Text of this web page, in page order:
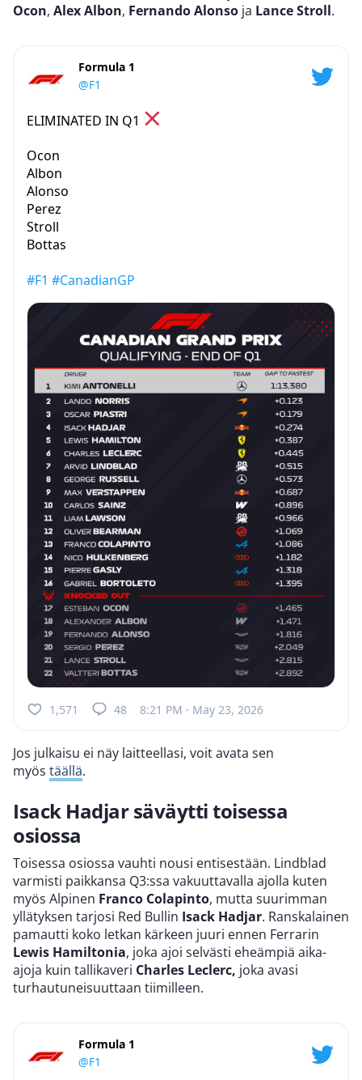
Ocon, Alex Albon, Fernando Alonso ja Lance Stroll.
Formula 1
@F1
ELIMINATED IN Q1
Ocon
Albon
Alonso
Perez
Stroll
Bottas
#F1 #CanadianGP
1,571 48 8:21 PM · May 23, 2026
Jos julkaisu ei näy laitteellasi, voit avata sen
myös täällä.
Isack Hadjar säväytti toisessa
osiossa
Toisessa osiossa vauhti nousi entisestään. Lindblad
varmisti paikkansa Q3:ssa vakuuttavalla ajolla kuten
myös Alpinen Franco Colapinto, mutta suurimman
yllätyksen tarjosi Red Bullin Isack Hadjar. Ranskalainen
pamautti koko letkan kärkeen juuri ennen Ferrarin
Lewis Hamiltonia, joka ajoi selvästi eheämpiä aika-
ajoja kuin tallikaveri Charles Leclerc, joka avasi
turhautuneisuuttaan tiimilleen.
Formula 1
@F1